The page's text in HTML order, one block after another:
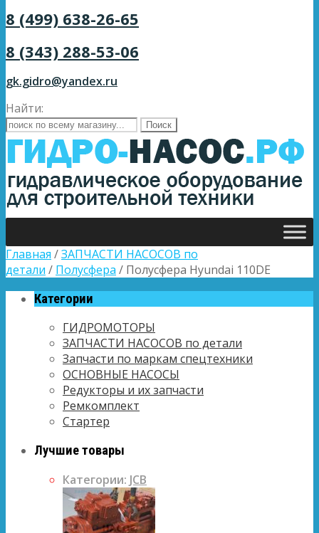
8 (499) 638-26-65
8 (343) 288-53-06
gk.gidro@yandex.ru
Найти:
Главная /ЗАПЧАСТИ НАСОСОВ по
детали / Полусфера / Полусфера Hyundai 110DE
Категории
ГИДРОМОТОРЫ
ЗАПЧАСТИ НАСОСОВ по детали
Запчасти по маркам спецтехники
ОСНОВНЫЕ НАСОСЫ
Редукторы и их запчасти
Ремкомплект
Стартер
Лучшие товары
Категории: JCB